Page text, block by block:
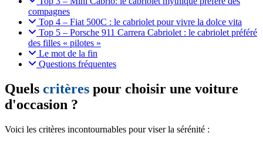
compagnes
Top 4 – Fiat 500C : le cabriolet pour vivre la dolce vita
Top 5 – Porsche 911 Carrera Cabriolet : le cabriolet préféré
des filles « pilotes »
Le mot de la fin
Questions fréquentes
Quels critères pour choisir une voiture
d'occasion ?
Voici les critères incontournables pour viser la sérénité :